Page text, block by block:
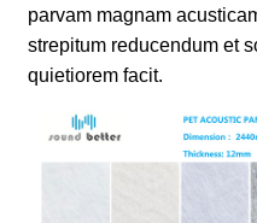
parvam magnam
strepitum reducendum et
quietiorem facit.